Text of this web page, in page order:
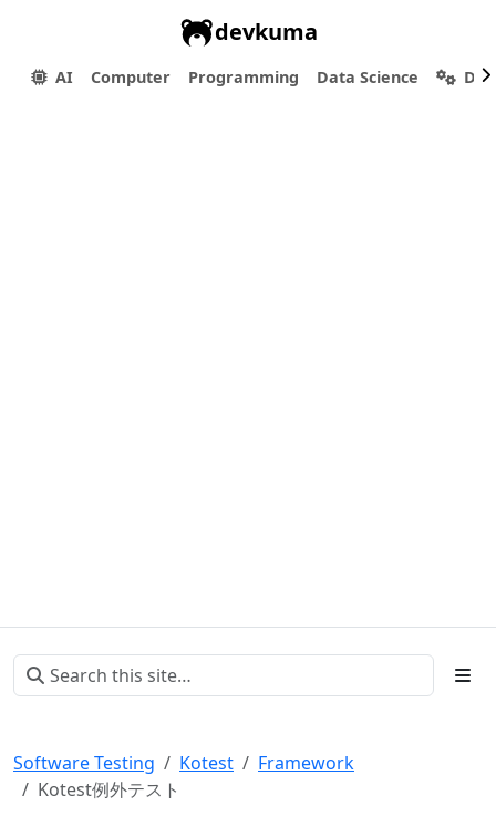
devkuma
AI Computer Programming Data Science
Software Testing Kotest
Framework
Kotest例外テスト